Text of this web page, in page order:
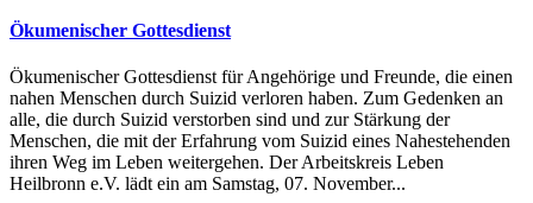
Ökumenischer Gottesdienst
Ökumenischer Gottesdienst für Angehörige und Freunde, die einen
nahen Menschen durch Suizid verloren haben. Zum Gedenken an
alle, die durch Suizid verstorben sind und zur Stärkung der
Menschen, die mit der Erfahrung vom Suizid eines Nahestehenden
ihren Weg im Leben weitergehen. Der Arbeitskreis Leben
Heilbronn e.V. lädt ein am Samstag, 07. November...